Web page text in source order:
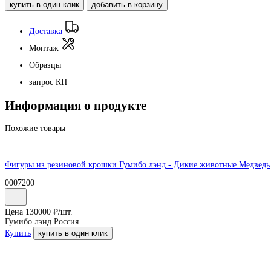
купить в один клик добавить в корзину
Доставка
Монтаж
Образцы
запрос КП
Информация о продукте
Похожие товары
Фигуры из резиновой крошки Гумибо.лэнд - Дикие животные Медведь
0007200
Цена 130000 ₽/шт.
Гумибо.лэнд Россия
Купить
купить в один клик